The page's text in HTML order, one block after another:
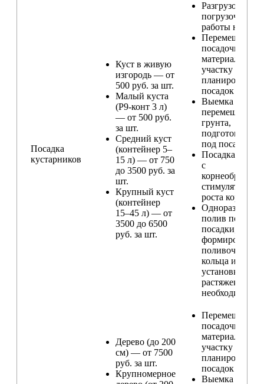
Посадка
кустарников
Куст в живую
изгородь — от
500 руб. за шт.
Малый куста
(Р9-конт 3 л)
— от 500 руб.
за шт.
Средний куст
(контейнер 5–
15 л) — от 750
до 3500 руб. за
шт.
Крупный куст
(контейнер
15–45 л) — от
3500 до 6500
руб. за шт.
Разгрузо-
погрузочные
работы на
Перемещение
посадочного
материала по
участку и
планирование
посадок
Выемка и
перемещение
грунта,
подготовка
под посадку
Посадка
с
стимулятором
роста корней
Одноразовый
полив после
посадки,
формирование
поливочного
кольца и
установка
растяжек (при
Дерево (до 200
см) — от 7500
руб. за шт.
Крупномерное
Перемещение
посадочного
материала по
участку и
планирование
посадок
Выемка и